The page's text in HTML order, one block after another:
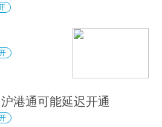
港通可能延迟开通